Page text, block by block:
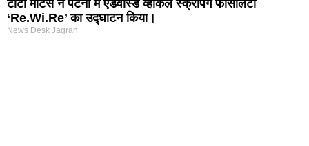
टाटा मोटर्स ने पटना में एडवांस्ड व्हीकल स्क्रैपिंग फैसिलिटी
‘Re.Wi.Re’ का उद्घाटन किया।
News Desk Jagran